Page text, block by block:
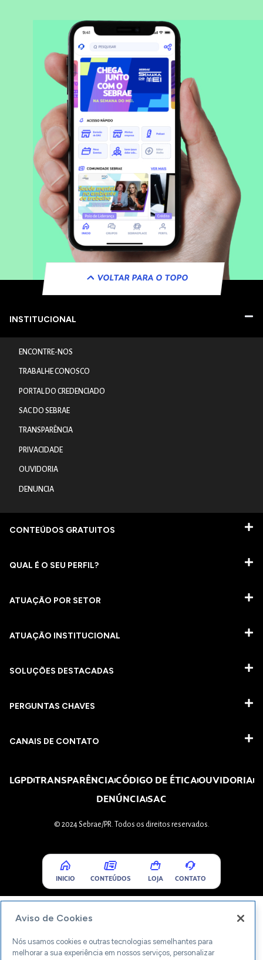
VOLTAR PARA O TOPO
INSTITUCIONAL
ENCONTRE-NOS
TRABALHE CONOSCO
PORTAL DO CREDENCIADO
SAC DO SEBRAE
TRANSPARÊNCIA
PRIVACIDADE
OUVIDORIA
DENUNCIA
CONTEÚDOS GRATUITOS
QUAL É O SEU PERFIL?
ATUAÇÃO POR SETOR
ATUAÇÃO INSTITUCIONAL
SOLUÇÕES DESTACADAS
PERGUNTAS CHAVES​
CANAIS DE CONTATO
LGPDTRANSPARÊNCIACÓDIGO DE ÉTICAOUVIDORIA
DENÚNCIASAC
© 2024 Sebrae/PR. Todos os direitos reservados.
INICIO CONTEÚDOS LOJA CONTATO
Aviso de Cookies
Nós usamos cookies e outras tecnologias semelhantes para
melhorar a sua experiência em nossos serviços, personalizar